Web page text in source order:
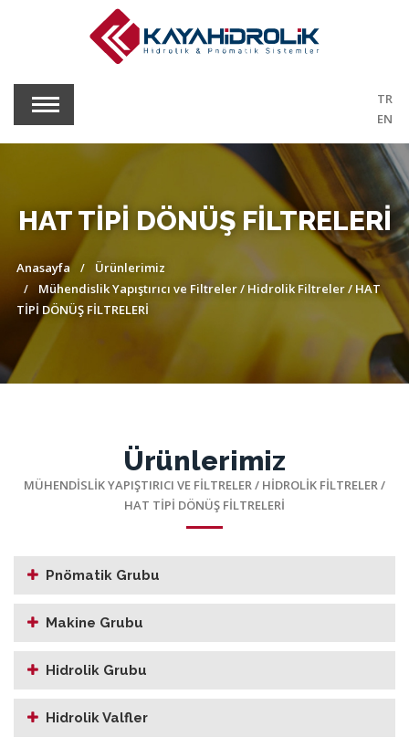
TR
EN
HAT TİPİ DÖNÜŞ FİLTRELERİ
Anasayfa
Ürünlerimiz
Mühendislik Yapıştırıcı ve Filtreler/ Hidrolik Filtreler/ HAT
TİPİ DÖNÜŞ FİLTRELERİ
Ürünlerimiz
MÜHENDISLIK YAPIŞTIRICI VE FILTRELER/ HIDROLIK FILTRELER/
HAT TİPİ DÖNÜŞ FİLTRELERİ
Pnömatik Grubu
Makine Grubu
Hidrolik Grubu
Hidrolik Valfler